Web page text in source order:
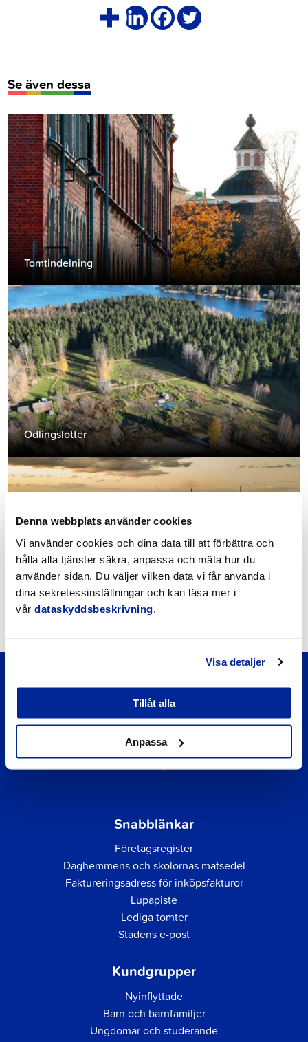
Denna webbplats använder cookies
Vi använder cookies och dina data till att förbättra och
hålla alla tjänster säkra, anpassa och mäta hur du
använder sidan. Du väljer vilken data vi får använda i
dina sekretessinställningar och kan läsa mer i
vår dataskyddsbeskrivning
Visa detaljer
Tillåt alla
Anpassa
Se även dessa
Tomtindelning
Odlingslotter
Terrängmätning
Snabblänkar
Företagsregister
Daghemmens och skolornas matsedel
Faktureringsadress för inköpsfakturor
Lupapiste
Lediga tomter
Stadens e-post
Kundgrupper
Nyinflyttade
Barn och barnfamiljer
Ungdomar och studerande